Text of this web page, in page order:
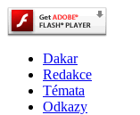
Dakar
Redakce
Témata
Odkazy